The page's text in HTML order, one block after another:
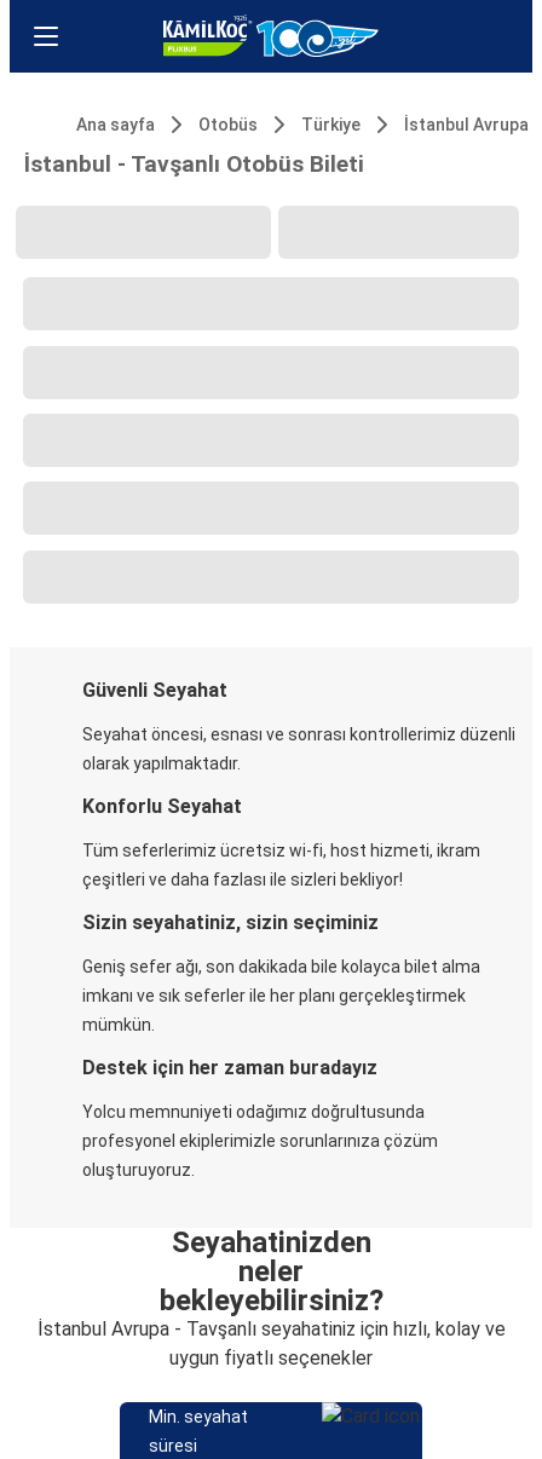
Ana sayfa Otobüs Türkiye İstanbul Avrupa
İstanbul - Tavşanlı Otobüs Bileti
Güvenli Seyahat
Seyahat öncesi, esnası ve sonrası kontrollerimiz düzenli
olarak yapılmaktadır.
Konforlu Seyahat
Tüm seferlerimiz ücretsiz wi-fi, host hizmeti, ikram
çeşitleri ve daha fazlası ile sizleri bekliyor!
Sizin seyahatiniz, sizin seçiminiz
Geniş sefer ağı, son dakikada bile kolayca bilet alma
imkanı ve sık seferler ile her planı gerçekleştirmek
mümkün.
Destek için her zaman buradayız
Yolcu memnuniyeti odağımız doğrultusunda
profesyonel ekiplerimizle sorunlarınıza çözüm
oluşturuyoruz.
Seyahatinizden
neler
bekleyebilirsiniz?
İstanbul Avrupa - Tavşanlı seyahatiniz için hızlı, kolay ve
uygun fiyatlı seçenekler
Min. seyahat
süresi